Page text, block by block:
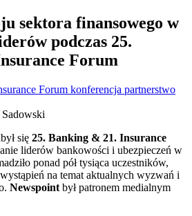
sektora finansowego w
podczas 25.
Forum
Forum konferencja partnerstwo
się 25. Banking & 21. Insurance
liderów bankowości i ubezpieczeń w
ponad pół tysiąca uczestników,
na temat aktualnych wyzwań i
Newspoint był patronem medialnym